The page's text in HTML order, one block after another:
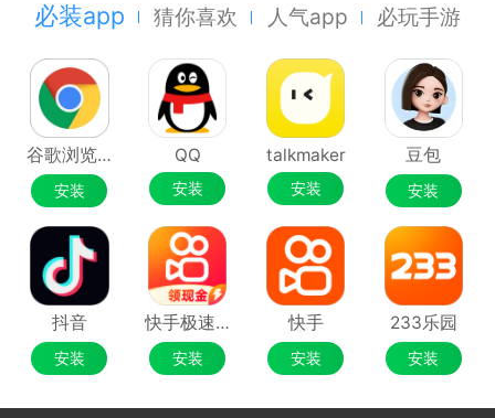
必装app 猜你喜欢 人气app 必玩手游
谷歌浏览器Google Chrome
安装
QQ
安装
talkmaker
安装
豆包
安装
抖音
安装
快手极速版
安装
快手
安装
233乐园
安装